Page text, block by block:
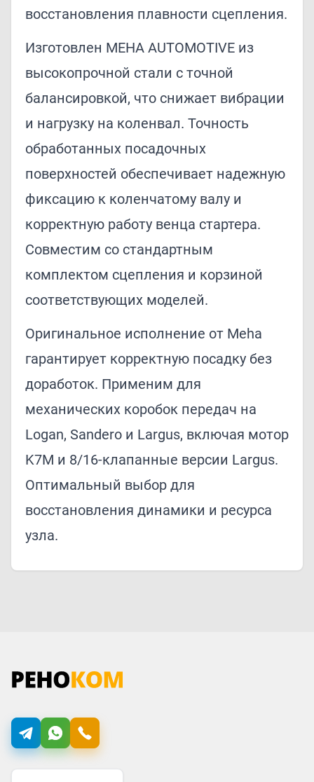
восстановления плавности сцепления.
Изготовлен MEHA AUTOMOTIVE из
высокопрочной стали с точной
балансировкой, что снижает вибрации
и нагрузку на коленвал. Точность
обработанных посадочных
поверхностей обеспечивает надежную
фиксацию к коленчатому валу и
корректную работу венца стартера.
Совместим со стандартным
комплектом сцепления и корзиной
соответствующих моделей.
Оригинальное исполнение от Meha
гарантирует корректную посадку без
доработок. Применим для
механических коробок передач на
Logan, Sandero и Largus, включая мотор
K7M и 8/16-клапанные версии Largus.
Оптимальный выбор для
восстановления динамики и ресурса
узла.